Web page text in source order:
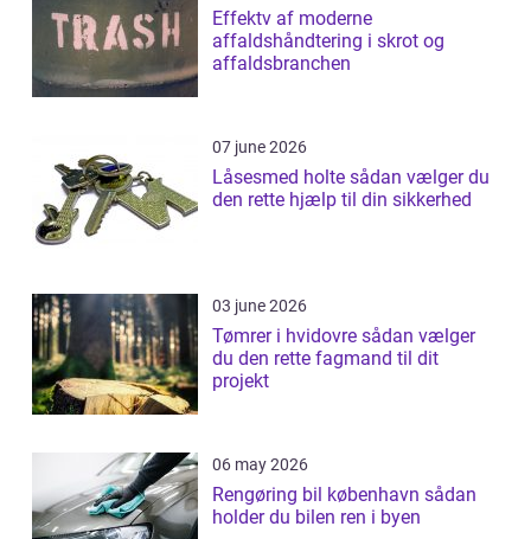
Effektv af moderne
affaldshåndtering i skrot og
affaldsbranchen
07 june 2026
Låsesmed holte sådan vælger du
den rette hjælp til din sikkerhed
03 june 2026
Tømrer i hvidovre sådan vælger
du den rette fagmand til dit
projekt
06 may 2026
Rengøring bil københavn sådan
holder du bilen ren i byen